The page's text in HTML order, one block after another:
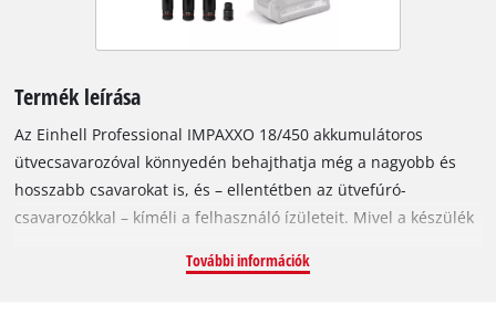
Termék leírása
Az Einhell Professional IMPAXXO 18/450 akkumulátoros
ütvecsavarozóval könnyedén behajthatja még a nagyobb és
hosszabb csavarokat is, és – ellentétben az ütvefúró-
csavarozókkal – kíméli a felhasználó ízületeit. Mivel a készülék
valamennyi nagy teljesítményű akkumulátorát használhatja
További információk